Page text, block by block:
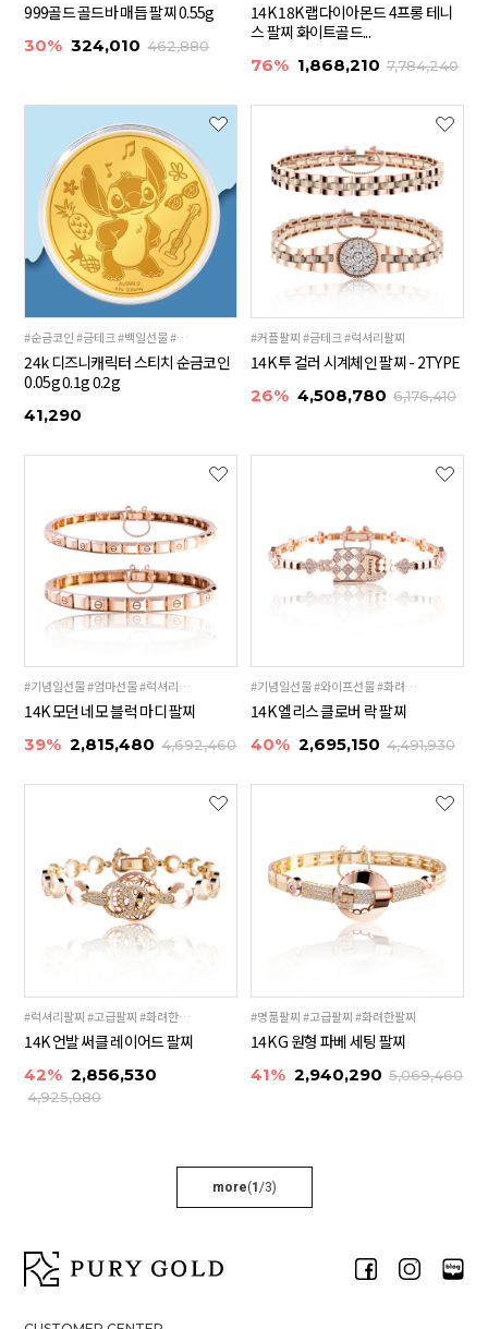
999골드 골드바 매듭 팔찌 0.55g
30% 324,010 462,880
14K 18K 랩다이아몬드 4프롱 테니
스 팔찌 화이트골드...
76% 1,868,210 7,784,240
#순금코인 #금테크 #백일선물 #돌선물
24k 디즈니캐릭터 스티치 순금코인
0.05g 0.1g 0.2g
41,290
#커플팔찌 #금테크 #럭셔리팔찌
14K 투 컬러 시계체인 팔찌 - 2TYPE
26% 4,508,780 6,176,410
#기념일선물 #엄마선물 #럭셔리팔찌
14K 모던 네모 블럭 마디 팔찌
39% 2,815,480 4,692,460
#기념일선물 #와이프선물 #화려한팔찌
14K 엘리스 클로버 락 팔찌
40% 2,695,150 4,491,930
#럭셔리팔찌 #고급팔찌 #화려한팔찌
14K 언발 써클 레이어드 팔찌
42% 2,856,530
4,925,080
#명품팔찌 #고급팔찌 #화려한팔찌
14K G 원형 파베 세팅 팔찌
41% 2,940,290 5,069,460
more(1/3)